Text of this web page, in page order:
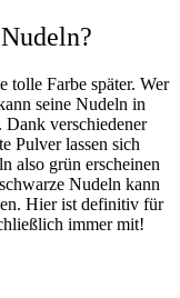
tolle Farbe später. Wer
seine Nudeln in
Dank verschiedener
Pulver lassen sich
also grün erscheinen
Nudeln kann
Hier ist definitiv für
immer mit!